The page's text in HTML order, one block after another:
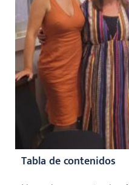
Tabla de contenidos